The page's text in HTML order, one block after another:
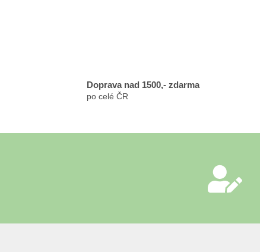
Doprava nad 1500,- zdarma
po celé ČR